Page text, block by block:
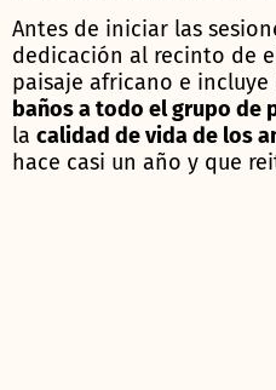
Antes de iniciar las
dedicación al recinto de
paisaje africano e
baños a todo el grupo de
la calidad de vida de los
hace casi un año y que